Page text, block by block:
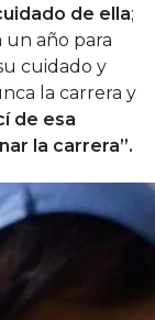
de ella;
un año para
cuidado y
la carrera y
de esa
la carrera”.